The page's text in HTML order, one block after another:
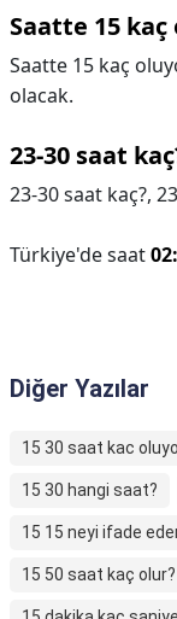
Saatte 15 kaç
Saatte 15 kaç
olacak.
23-30 saat
23-30 saat kaç?,
Türkiye'de saat
Diğer Yazılar
15 30 saat kac
15 30 hangi saat?
15 15 neyi ifade
15 50 saat kaç olur?